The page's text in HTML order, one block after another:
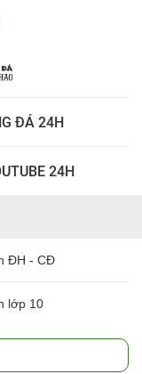
ĐÁ 24H
24H
ĐH - CĐ
lớp 10